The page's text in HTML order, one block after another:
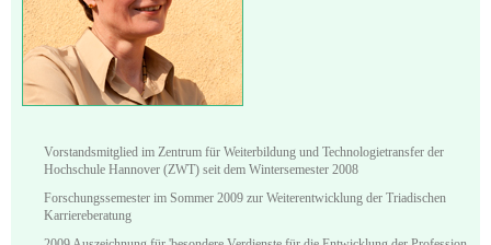
Vorstandsmitglied im Zentrum für Weiterbildung und Technologietransfer der
Hochschule Hannover (ZWT) seit dem Wintersemester 2008
Forschungssemester im Sommer 2009 zur Weiterentwicklung der Triadischen
Karriereberatung